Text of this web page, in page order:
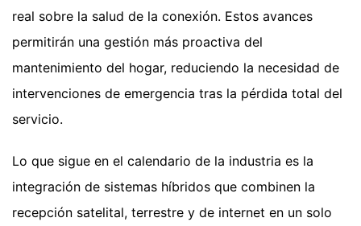
real sobre la salud de la conexión. Estos avances
permitirán una gestión más proactiva del
mantenimiento del hogar, reduciendo la necesidad de
intervenciones de emergencia tras la pérdida total del
servicio.
Lo que sigue en el calendario de la industria es la
integración de sistemas híbridos que combinen la
recepción satelital, terrestre y de internet en un solo